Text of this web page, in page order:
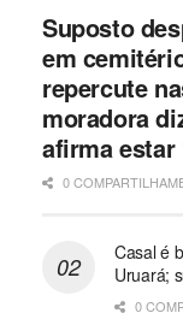
Suposto
em
repercute
moradora
afirma estar
0
Casal é
Uruará;
0